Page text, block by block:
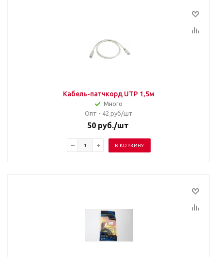
Кабель-патчкорд UTP 1,5м
Много
Опт - 42 руб/шт
50руб./шт
В КОРЗИНУ